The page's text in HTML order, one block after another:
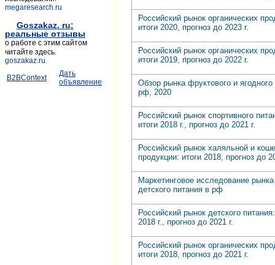
Российский рынок органических
итоги 2020, прогноз до 2023 г.
Российский рынок органических
итоги 2019, прогноз до 2022 г.
Обзор рынка фруктового и
рф, 2020
Российский рынок спортивного
итоги 2018 г., прогноз до 2021 г.
Российский рынок халяльной и
продукции: итоги 2018, прогноз до
Маркетинговое исследование рынка
детского питания в рф
Российский рынок детского
2018 г., прогноз до 2021 г.
Российский рынок органических
итоги 2018, прогноз до 2021 г.
megaresearch.ru
Goszakaz. ru:
реальные отзывы
о работе с этим сайтом
читайте здесь.
goszakaz.ru
B2BContext
Дать
объявление